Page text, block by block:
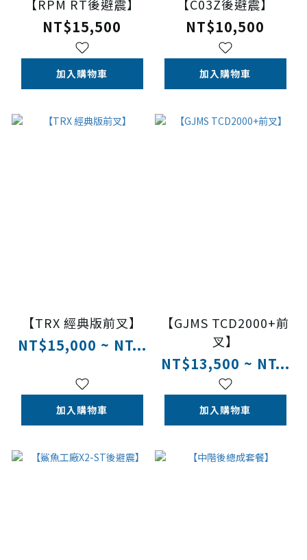
【RPM RT後避震】
NT$15,500
加入購物車
【C03Z後避震】
NT$10,500
加入購物車
【TRX 經典版前叉】
NT$15,000 ~ NT...
加入購物車
【GJMS TCD2000+前
叉】
NT$13,500 ~ NT...
加入購物車